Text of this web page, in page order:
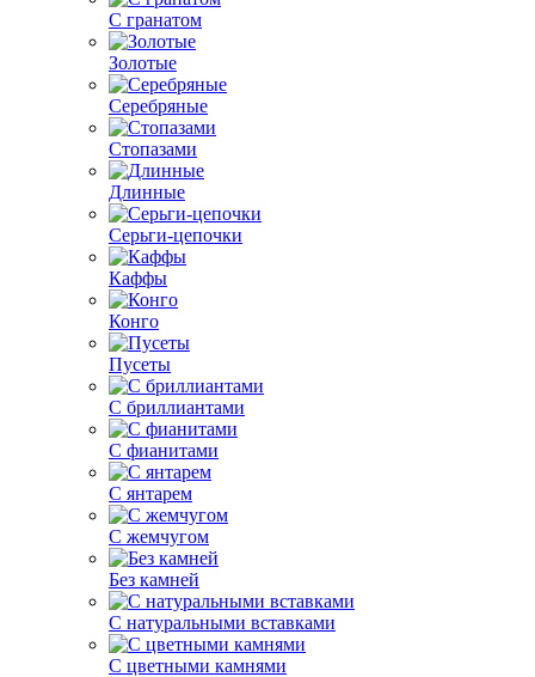
С гранатом
Золотые
Серебряные
Стопазами
Длинные
Серьги-цепочки
Каффы
Конго
Пусеты
С бриллиантами
С фианитами
С янтарем
С жемчугом
Без камней
С натуральными вставками
С цветными камнями